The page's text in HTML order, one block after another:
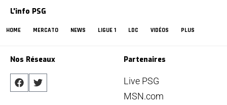
L'info PSG
HOME MERCATO NEWS LIGUE 1 LDC VIDÉOS PLUS
Nos Réseaux Partenaires
Live PSG
MSN.com